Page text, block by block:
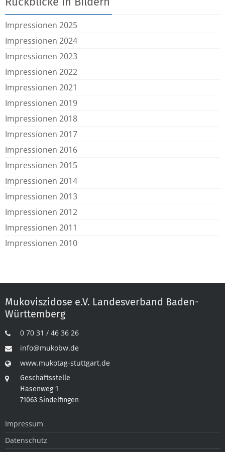
Impressionen 2025
Impressionen 2024
Impressionen 2023
Impressionen 2022
Impressionen 2021
Impressionen 2019
Impressionen 2018
Impressionen 2017
Impressionen 2016
Impressionen 2015
Impressionen 2014
Impressionen 2013
Impressionen 2012
Impressionen 2011
Impressionen 2010
Mukoviszidose e.V. Landesverband Baden-
Württemberg
0 70 31 / 46 36 26
info@mukobw.de
www.mukotag-stuttgart.de
Geschäftsstelle
Hasenweg 1
71063 Sindelfingen
Impressum
Datenschutz